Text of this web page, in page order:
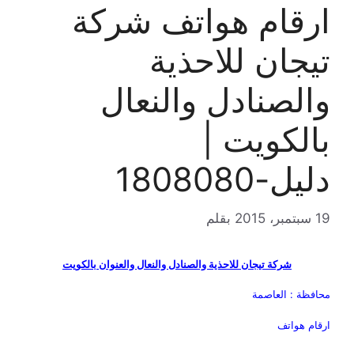
ارقام هواتف شركة
تيجان للاحذية
والصنادل والنعال
بالكويت |
دليل-1808080
19 سبتمبر، 2015 بقلم
شركة تيجان للاحذية والصنادل والنعال والعنوان بالكويت
محافظة : العاصمة
ارقام هواتف